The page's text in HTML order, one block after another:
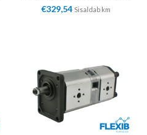
€329,54 Sisaldab km